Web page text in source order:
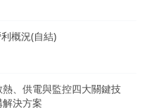
概況(自結)
、供電與監控四大關鍵技
決方案